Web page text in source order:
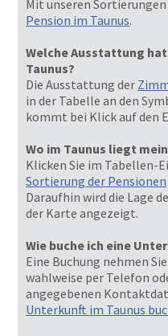
Mit unseren Sortierungen
Pension im Taunus.
Welche Ausstattung
Taunus?
Die Ausstattung der
in der Tabelle an den
kommt bei Klick auf den
Wo im Taunus liegt
Klicken Sie im Tabellen-
Sortierung der Pensionen
Daraufhin wird die Lage
der Karte angezeigt.
Wie buche ich eine
Eine Buchung nehmen
wahlweise per Telefon
angegebenen
Unterkunft im Taunus